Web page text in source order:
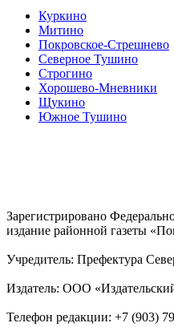
Куркино
Митино
Покровское-Стрешнево
Северное Тушино
Строгино
Хорошево-Мневники
Щукино
Южное Тушино
Зарегистрировано
издание районной газеты
Учредитель: Префектура
Издатель: ООО
Телефон редакции: +7 (903)